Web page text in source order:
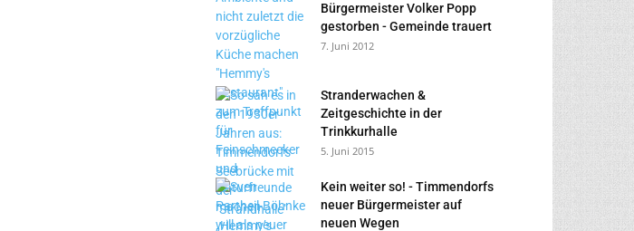
Bürgermeister Volker Popp
gestorben - Gemeinde trauert
7. Juni 2012
Stranderwachen &
Zeitgeschichte in der
Trinkkurhalle
5. Juni 2015
Kein weiter so! - Timmendorfs
neuer Bürgermeister auf
neuen Wegen